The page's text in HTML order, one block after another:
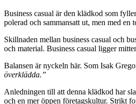
Business casual är den klädkod som
polerad och sammansatt ut, men med en
Skillnaden mellan business casual och
och material. Business casual ligger
Balansen är nyckeln här. Som Isak
överklädda.”
Anledningen till att denna klädkod har
och en mer öppen företagskultur. Strikt